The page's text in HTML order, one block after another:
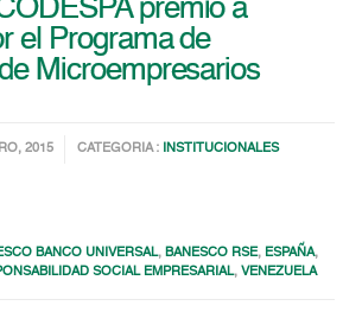
premió a
el Programa de
Microempresarios
2015 CATEGORIA : INSTITUCIONALES
BANCO UNIVERSAL,BANESCO RSE, ESPAÑA,
SOCIAL EMPRESARIAL,VENEZUELA